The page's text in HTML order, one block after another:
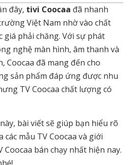
đây, tivi Coocaa đã nhanh
Việt Nam nhờ vào chất
giá phải chăng. Với sự phát
nghệ màn hình, âm thanh và
Coocaa đã mang đến cho
sản phẩm đáp ứng được nhu
TV Coocaa chất lượng có
bài viết sẽ giúp bạn hiểu rõ
mẫu TV Coocaa và giới
Coocaa bán chạy nhất hiện nay.